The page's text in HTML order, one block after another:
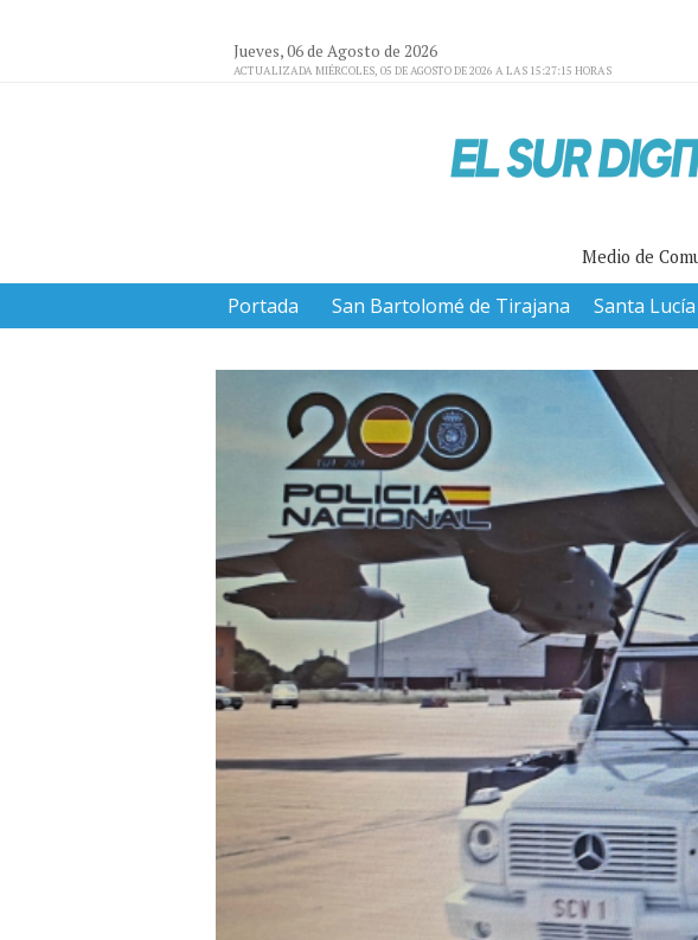
Jueves, 06 de Agosto de 2026
ACTUALIZADA MIÉRCOLES, 05 DE AGOSTO DE 2026 A LAS 15:27:15 HORAS
Medio de
Portada San Bartolomé de Tirajana Santa